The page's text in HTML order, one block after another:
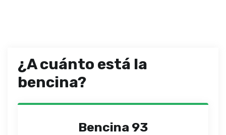
¿A cuánto está la
bencina?
Bencina 93